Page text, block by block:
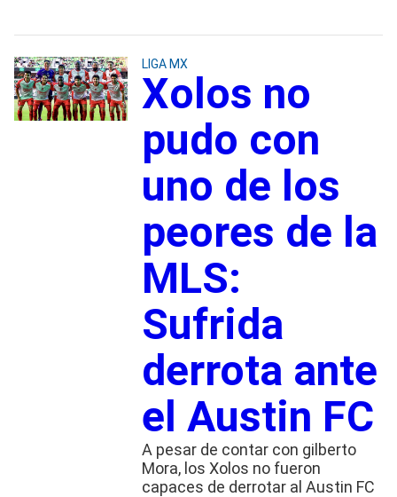
LIGA MX
Xolos no
pudo con
uno de los
peores de la
MLS:
Sufrida
derrota ante
el Austin FC
A pesar de contar con gilberto
Mora, los Xolos no fueron
capaces de derrotar al Austin FC